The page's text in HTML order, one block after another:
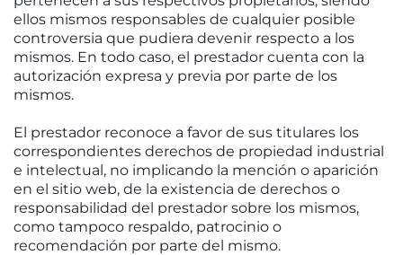
ellos mismos responsables de cualquier posible
controversia que pudiera devenir respecto a los
mismos. En todo caso, el prestador cuenta con la
autorización expresa y previa por parte de los
mismos.
El prestador reconoce a favor de sus titulares los
correspondientes derechos de propiedad industrial
e intelectual, no implicando la mención o aparición
en el sitio web, de la existencia de derechos o
responsabilidad del prestador sobre los mismos,
como tampoco respaldo, patrocinio o
recomendación por parte del mismo.